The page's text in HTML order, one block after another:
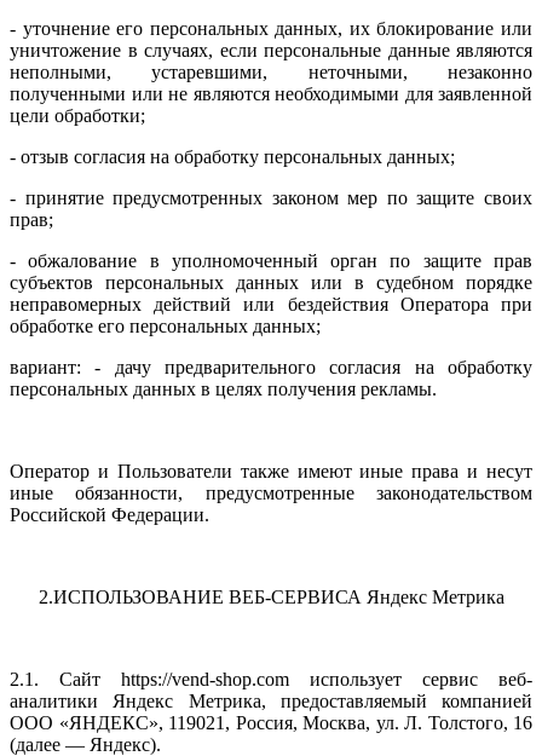
- уточнение его персональных данных, их блокирование или
уничтожение в случаях, если персональные данные являются
неполными, устаревшими, неточными, незаконно
полученными или не являются необходимыми для заявленной
цели обработки;
- отзыв согласия на обработку персональных данных;
- принятие предусмотренных законом мер по защите своих
прав;
- обжалование в уполномоченный орган по защите прав
субъектов персональных данных или в судебном порядке
неправомерных действий или бездействия Оператора при
обработке его персональных данных;
вариант: - дачу предварительного согласия на обработку
персональных данных в целях получения рекламы.
Оператор и Пользователи также имеют иные права и несут
иные обязанности, предусмотренные законодательством
Российской Федерации.
2.ИСПОЛЬЗОВАНИЕ ВЕБ-СЕРВИСА Яндекс Метрика
2.1. Cайт https://vend-shop.com использует сервис веб-
аналитики Яндекс Метрика, предоставляемый компанией
ООО «ЯНДЕКС», 119021, Россия, Москва, ул. Л. Толстого, 16
(далее — Яндекс).